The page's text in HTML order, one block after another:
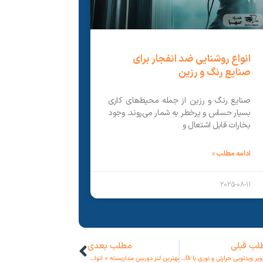
انواع روشنایی ضد انفجار برای
صنایع رنگ و رزین
صنایع رنگ و رزین از جمله محیط‌های کاری
بسیار حساس و پرخطر به شمار می‌روند. وجود
بخارات قابل اشتعال و
ادامه مطلب »
2025-08-11
قبلی
تصاویر ویدئویی حرارتی و نوری با MIC Fusion 9000i
مطلب بعدی
بهترین لنز دوربین مداربسته + انواع لنز دوربین مداربسته✔️